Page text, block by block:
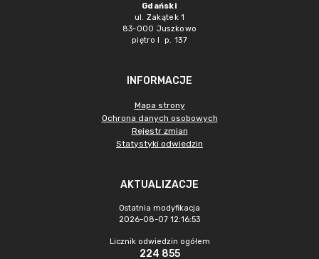
Gdański
ul. Zakątek 1
83-000 Juszkowo
piętro I p. 137
INFORMACJE
Mapa strony
Ochrona danych osobowych
Rejestr zmian
Statystyki odwiedzin
AKTUALIZACJE
Ostatnia modyfikacja
2026-08-07 12:16:53
Licznik odwiedzin ogółem
224 855